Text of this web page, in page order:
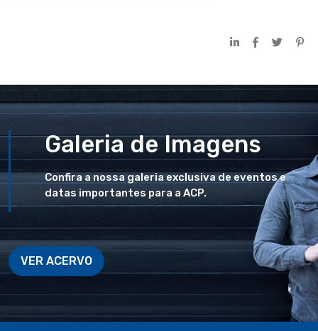
Galeria de Imagens
Confira a nossa galeria exclusiva de eventos e
datas importantes para a ACP.
VER ACERVO